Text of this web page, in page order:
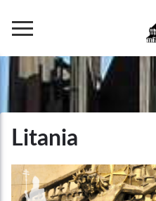
Główna
nawigacja
Litania